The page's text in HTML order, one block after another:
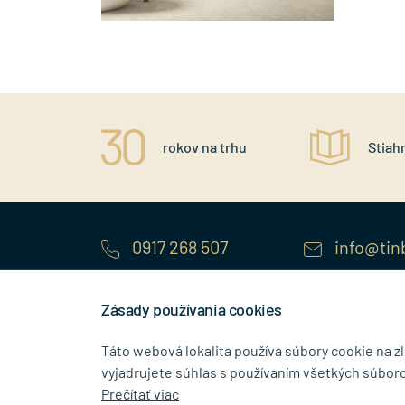
rokov na trhu
0917 268 507
Bajkalská 5/A
SK-83104 Bratislava
Zásady používania cookies
Táto webová lokalita používa súbory cookie na
vyjadrujete súhlas s používaním všetkých
Prečítať viac